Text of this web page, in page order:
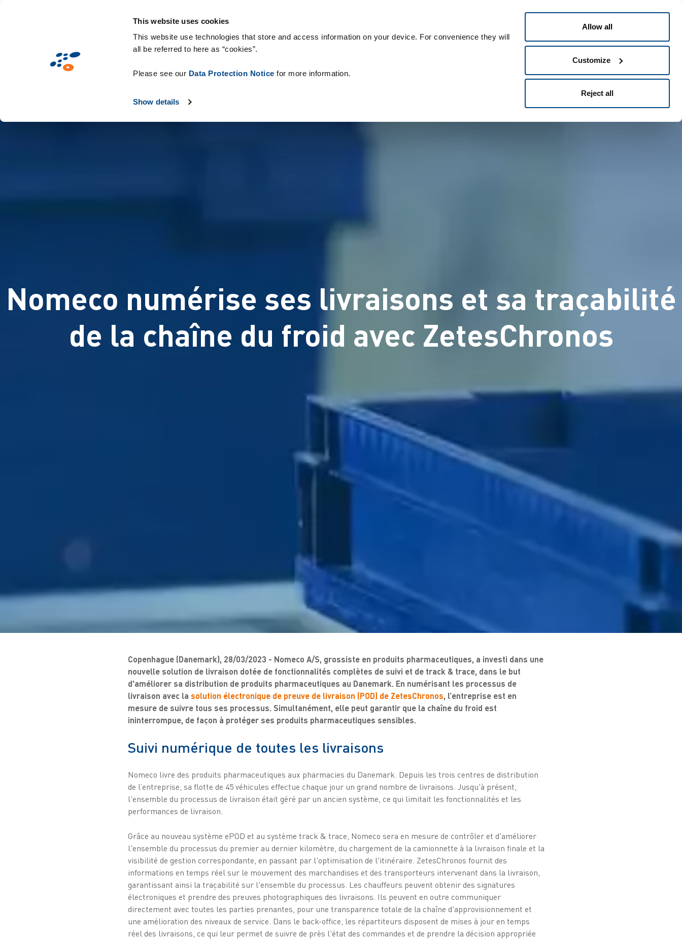
This website uses cookies
This website use technologies that store and access information on your device. For convenience they will
all be referred to here as “cookies”.
Please see our Data Protection Notice for more information.
Show details
Allow all
Customize
Reject all
Secteurs d'activité Technologies & Consommables
Nomeco numérise ses livraisons et sa traçabilité
de la chaîne du froid avec ZetesChronos
Copenhague (Danemark), 28/03/2023 - Nomeco A/S, grossiste en produits pharmaceutiques, a investi dans une
nouvelle solution de livraison dotée de fonctionnalités complètes de suivi et de track & trace, dans le but
d'améliorer sa distribution de produits pharmaceutiques au Danemark. En numérisant les processus de
livraison avec la solution électronique de preuve de livraison (POD) de ZetesChronos , l’entreprise est en
mesure de suivre tous ses processus. Simultanément, elle peut garantir que la chaîne du froid est
ininterrompue, de façon à protéger ses produits pharmaceutiques sensibles.
Suivi numérique de toutes les livraisons
Nomeco livre des produits pharmaceutiques aux pharmacies du Danemark. Depuis les trois centres de distribution
de l’entreprise, sa flotte de 45 véhicules effectue chaque jour un grand nombre de livraisons. Jusqu'à présent,
l'ensemble du processus de livraison était géré par un ancien système, ce qui limitait les fonctionnalités et les
performances de livraison.
Grâce au nouveau système ePOD et au système track & trace, Nomeco sera en mesure de contrôler et d'améliorer
l'ensemble du processus du premier au dernier kilomètre, du chargement de la camionnette à la livraison finale et la
visibilité de gestion correspondante, en passant par l'optimisation de l'itinéraire. ZetesChronos fournit des
informations en temps réel sur le mouvement des marchandises et des transporteurs intervenant dans la livraison,
garantissant ainsi la traçabilité sur l'ensemble du processus. Les chauffeurs peuvent obtenir des signatures
électroniques et prendre des preuves photographiques des livraisons. Ils peuvent en outre communiquer
directement avec toutes les parties prenantes, pour une transparence totale de la chaîne d'approvisionnement et
une amélioration des niveaux de service. Dans le back-office, les répartiteurs disposent de mises à jour en temps
réel des livraisons, ce qui leur permet de suivre de près l'état des commandes et de prendre la décision appropriée